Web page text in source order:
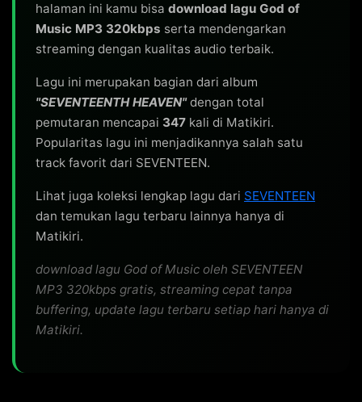
halaman ini kamu bisa download lagu God of
Music MP3 320kbps serta mendengarkan
streaming dengan kualitas audio terbaik.
Lagu ini merupakan bagian dari album
"SEVENTEENTH HEAVEN"dengan total
pemutaran mencapai 347 kali di Matikiri.
Popularitas lagu ini menjadikannya salah satu
track favorit dari SEVENTEEN.
Lihat juga koleksi lengkap lagu dari SEVENTEEN
dan temukan lagu terbaru lainnya hanya di
Matikiri.
download lagu God of Music oleh SEVENTEEN
MP3 320kbps gratis, streaming cepat tanpa
buffering, update lagu terbaru setiap hari hanya di
Matikiri.